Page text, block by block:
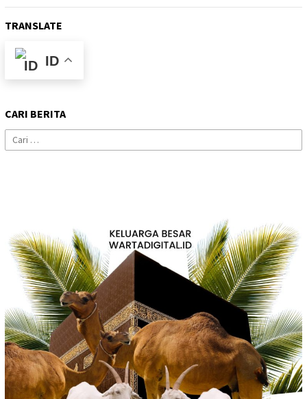
TRANSLATE
ID
CARI BERITA
Cari
untuk: